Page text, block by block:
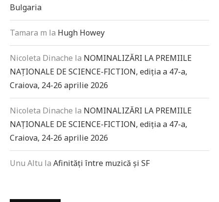
Bulgaria
Tamara m la Hugh Howey
Nicoleta Dinache la NOMINALIZĂRI LA PREMIILE
NAȚIONALE DE SCIENCE-FICTION, ediția a 47-a,
Craiova, 24-26 aprilie 2026
Nicoleta Dinache la NOMINALIZĂRI LA PREMIILE
NAȚIONALE DE SCIENCE-FICTION, ediția a 47-a,
Craiova, 24-26 aprilie 2026
Unu Altu la Afinități între muzică și SF